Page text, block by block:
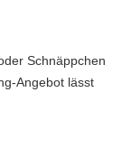
Schnäppchen
Angebot lässt